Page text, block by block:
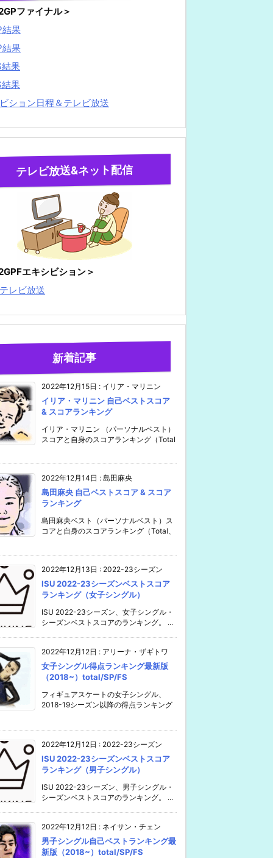
ファイナル＞
結果
結果
果
果
ション日程＆テレビ放送
テレビ放送&ネット配信
エキシビション＞
レビ放送
新着記事
2022年12月15日 : イリア・マリニン
イリア・マリニン 自己ベストスコア
& スコアランキング
イリア・マリニン （パーソナルベスト）
スコアと自身のスコアランキング（Total
2022年12月14日 : 島田麻央
島田麻央 自己ベストスコア & スコア
ランキング
島田麻央ベスト（パーソナルベスト）ス
コアと自身のスコアランキング（Total、
2022年12月13日 : 2022-23シーズン
ISU 2022-23シーズンベストスコア
ランキング（女子シングル）
ISU 2022-23シーズン、女子シングル・
シーズンベストスコアのランキング。 ...
2022年12月12日 : アリーナ・ザギトワ
女子シングル得点ランキング最新版
（2018~）total/SP/FS
フィギュアスケートの女子シングル、
2018-19シーズン以降の得点ランキング
2022年12月12日 : 2022-23シーズン
ISU 2022-23シーズンベストスコア
ランキング（男子シングル）
ISU 2022-23シーズン、男子シングル・
シーズンベストスコアのランキング。 ...
2022年12月12日 : ネイサン・チェン
男子シングル自己ベストランキング最
新版（2018~）total/SP/FS